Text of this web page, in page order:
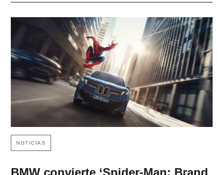
NOTICIAS
BMW convierte ‘Spider-Man: Brand